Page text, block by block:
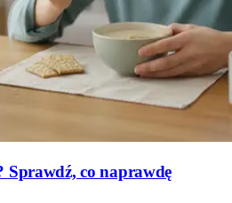
Sprawdź, co naprawdę